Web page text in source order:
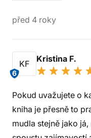
před 4 roky
KF
6
Kristina F.
Pokud uvažujete o
kniha je přesně to
mudla stejně jako